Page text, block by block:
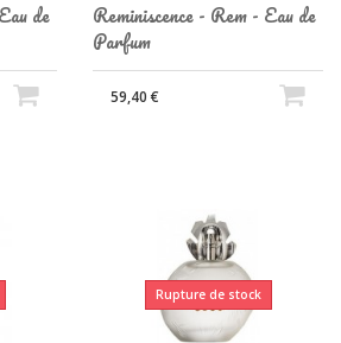
de
Reminiscence - Rem - Eau de
Parfum
59,40 €
Rupture de stock